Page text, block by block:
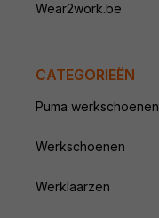
Wear2work.be
CATEGORIEËN
Puma werkschoenen
Werkschoenen
Werklaarzen